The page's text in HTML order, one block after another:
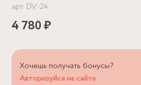
арт. DV-24
4 780 ₽
Хочешь получать бонусы?
Авторизуйся на сайте